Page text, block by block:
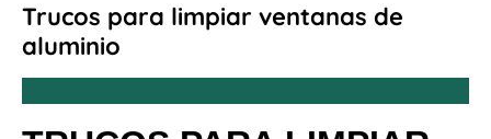
Trucos para limpiar ventanas de
aluminio